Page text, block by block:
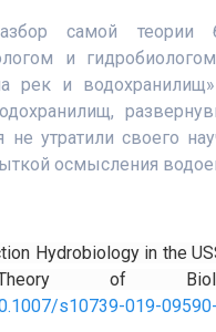
самой теории
и
рек и
утратили своего
осмысления
Hydrobiology in the
Theory of
s10739-019-